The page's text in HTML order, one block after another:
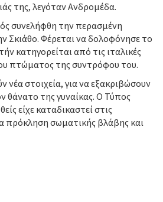
της, λεγόταν Ανδρομέδα.
συνελήφθη την περασμένη
Σκιάθο. Φέρεται να δολοφόνησε το
κατηγορείται από τις ιταλικές
πτώματος της συντρόφου του.
νέα στοιχεία, για να εξακριβώσουν
θάνατο της γυναίκας. Ο Τύπος
είχε καταδικαστεί στις
πρόκληση σωματικής βλάβης και